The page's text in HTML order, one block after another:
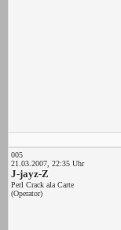
005
21.03.2007, 22:35 Uhr
J-jayz-Z
Perl Crack ala Carte
(Operator)